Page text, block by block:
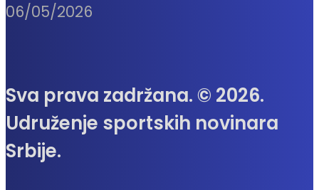
06/05/2026
Sva prava zadržana. © 2026.
Udruženje sportskih novinara
Srbije.